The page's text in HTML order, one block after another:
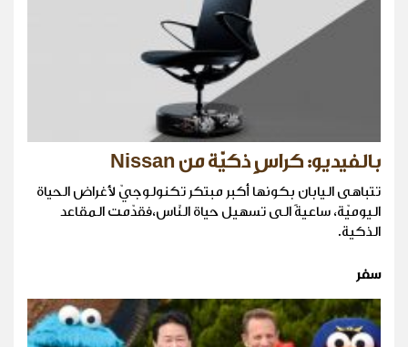
بالفيديو: كراسٍ ذكيّة من Nissan
تتباهى اليابان بكونها أكبر مبتكر تكنولوجيّ لأغراض الحياة
اليوميّة، ساعيةً الى تسهيل حياة النّاس،فقدّمت المقاعد
الذكية.
سفر